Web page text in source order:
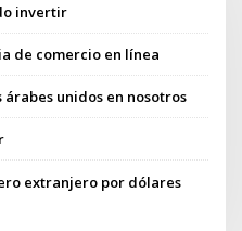
invertir
de comercio en línea
unidos en nosotros
extranjero por dólares